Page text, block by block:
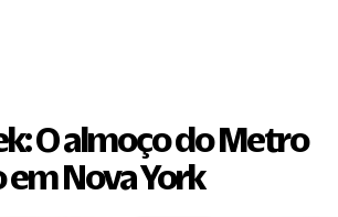
O almoço do Metro
Nova York